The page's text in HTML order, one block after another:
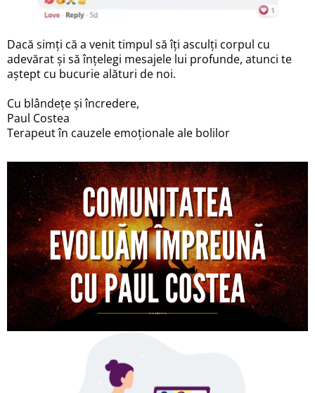
Dacă simți că a venit timpul să îți asculți corpul cu
adevărat și să înțelegi mesajele lui profunde, atunci te
aștept cu bucurie alături de noi.
Cu blândețe și încredere,
Paul Costea
Terapeut în cauzele emoționale ale bolilor